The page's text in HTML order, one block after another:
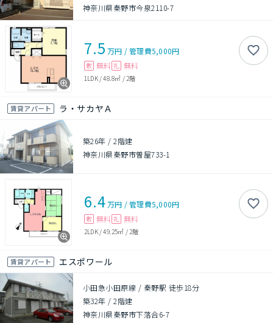
神奈川県秦野市今泉2110-7
7.5 万円 /管理費5,000円
敷 無料 礼 無料
1LDK/48.8㎡ / 2階
賃貸アパート ラ・サカヤＡ
築26年 /2階建
神奈川県秦野市曽屋733-1
6.4万円 /管理費5,000円
敷 無料 礼 無料
2LDK/49.25㎡ / 2階
賃貸アパート エスポワール
小田急小田原線 / 秦野駅 徒歩18分
築32年 /2階建
神奈川県秦野市下落合6-7